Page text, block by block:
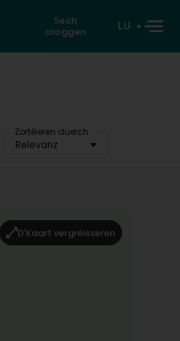
Sech
aloggen
LU
Zortéieren duerch
Relevanz
D'Kaart vergréisseren